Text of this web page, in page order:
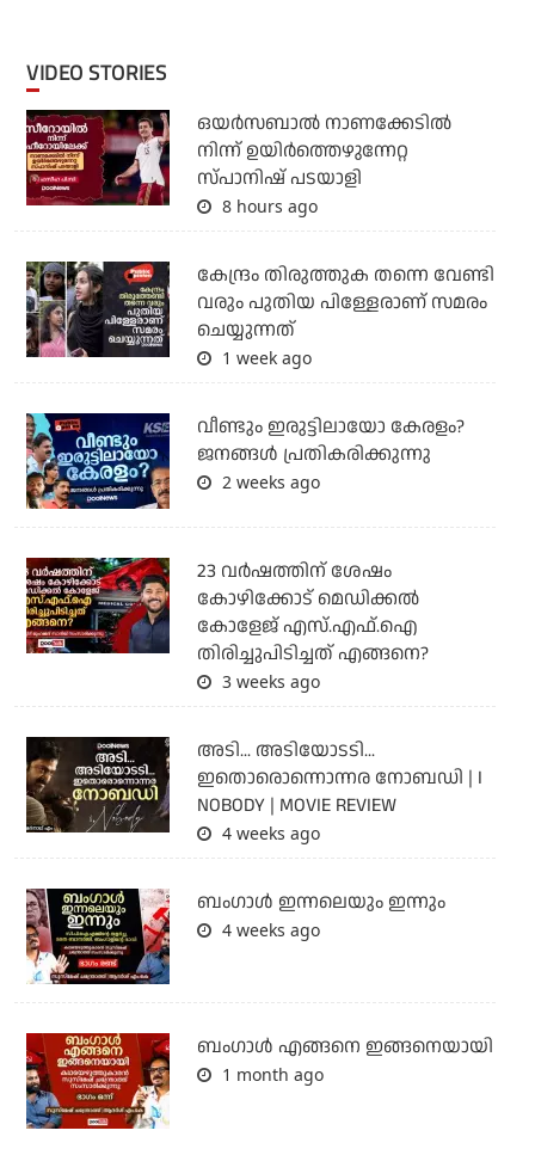
VIDEO STORIES
ഒയര്‍സബാൽ നാണക്കേടിൽ
നിന്ന് ഉയിർത്തെഴുന്നേറ്റ
സ്പാനിഷ് പടയാളി
8 hours ago
കേന്ദ്രം തിരുത്തുക തന്നെ വേണ്ടി
വരും പുതിയ പിള്ളേരാണ് സമരം
ചെയ്യുന്നത്
1 week ago
വീണ്ടും ഇരുട്ടിലായോ കേരളം?
ജനങ്ങൾ പ്രതികരിക്കുന്നു
2 weeks ago
23 വർഷത്തിന് ശേഷം
കോഴിക്കോട് മെഡിക്കൽ
കോളേജ് എസ്.എഫ്.ഐ
തിരിച്ചുപിടിച്ചത് എങ്ങനെ?
3 weeks ago
അടി... അടിയോടടി...
ഇതൊരൊന്നൊന്നര നോബഡി | I
NOBODY | MOVIE REVIEW
4 weeks ago
ബംഗാള്‍ ഇന്നലെയും ഇന്നും
4 weeks ago
ബം​ഗാൾ എങ്ങനെ ഇങ്ങനെയായി
1 month ago